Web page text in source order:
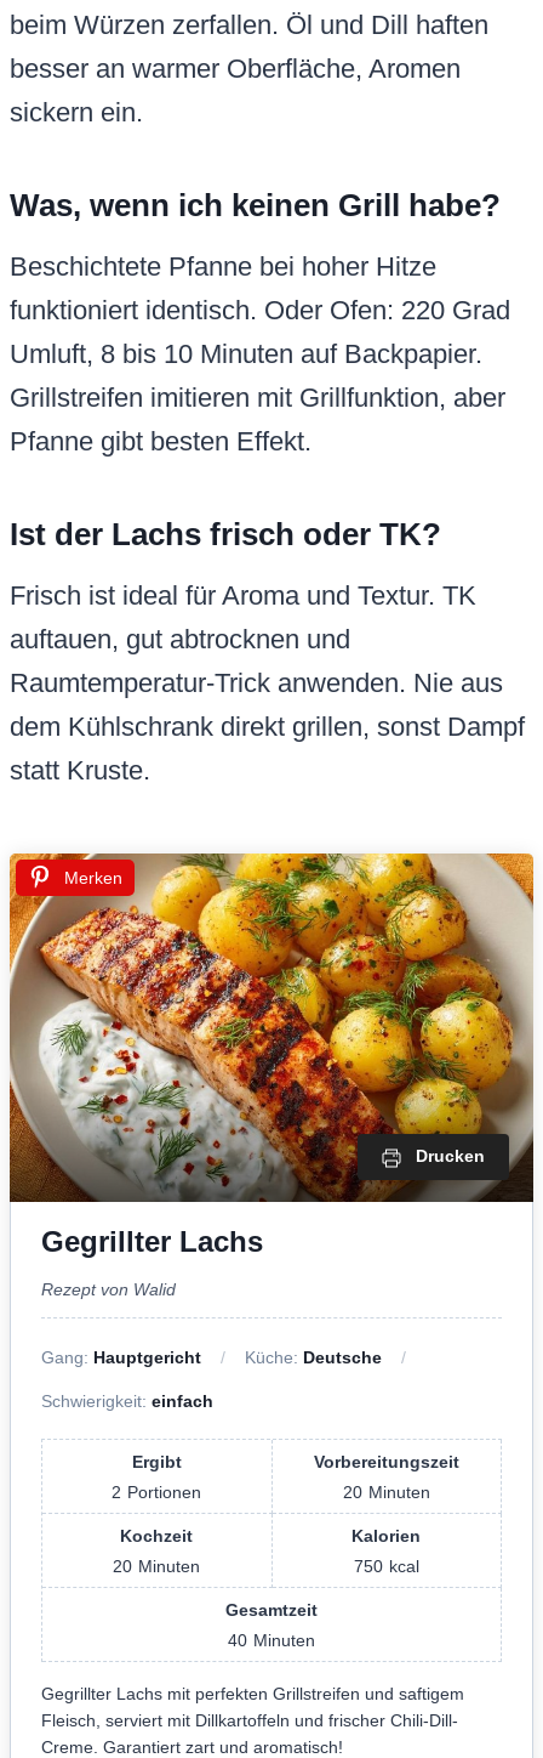
beim Würzen zerfallen. Öl und Dill haften
besser an warmer Oberfläche, Aromen
sickern ein.
Was, wenn ich keinen Grill habe?
Beschichtete Pfanne bei hoher Hitze
funktioniert identisch. Oder Ofen: 220 Grad
Umluft, 8 bis 10 Minuten auf Backpapier.
Grillstreifen imitieren mit Grillfunktion, aber
Pfanne gibt besten Effekt.
Ist der Lachs frisch oder TK?
Frisch ist ideal für Aroma und Textur. TK
auftauen, gut abtrocknen und
Raumtemperatur-Trick anwenden. Nie aus
dem Kühlschrank direkt grillen, sonst Dampf
statt Kruste.
Merken
Drucken
Gegrillter Lachs
Rezept von Walid
Gang: Hauptgericht Küche: Deutsche
Schwierigkeit: einfach
Ergibt
2 Portionen
Vorbereitungszeit
20 Minuten
Kochzeit
20 Minuten
Kalorien
750 kcal
Gesamtzeit
40 Minuten
Gegrillter Lachs mit perfekten Grillstreifen und saftigem
Fleisch, serviert mit Dillkartoffeln und frischer Chili-Dill-
Creme. Garantiert zart und aromatisch!